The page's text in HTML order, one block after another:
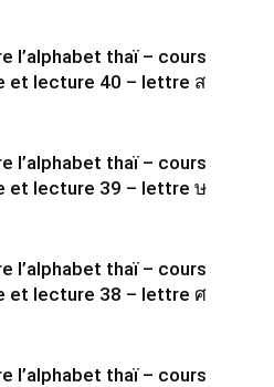
l’alphabet thaï – cours
et lecture 40 – lettre ส
l’alphabet thaï – cours
et lecture 39 – lettre ษ
l’alphabet thaï – cours
et lecture 38 – lettre ศ
l’alphabet thaï – cours